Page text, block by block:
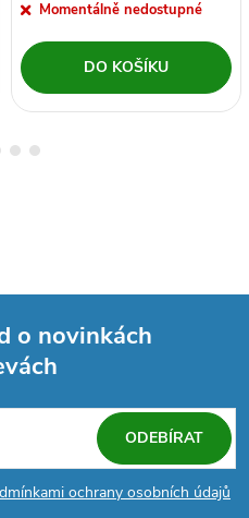
Momentálně nedostupné
DO KOŠÍKU
o novinkách
ochrany osobních údajů
ODEBÍRAT